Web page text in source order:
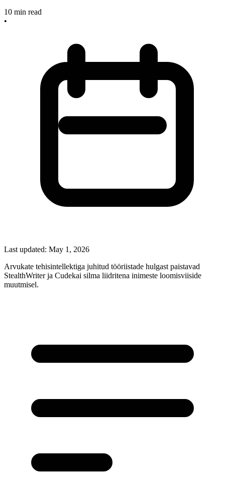
10 min read
•
Last updated: May 1, 2026
Arvukate tehisintellektiga juhitud tööriistade hulgast paistavad
StealthWriter ja Cudekai silma liidritena inimeste loomisviiside
muutmisel.